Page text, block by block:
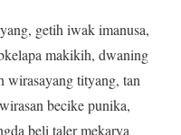
getih iwak imanusa,
makikih, dwaning
wirasayang tityang, tan
becike punika,
beli taler mekarya